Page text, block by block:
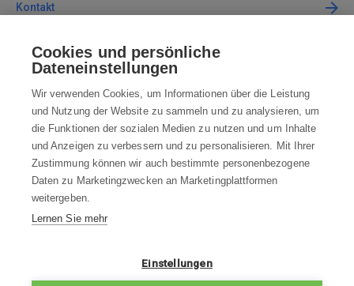
Kontakt
Kontaktieren Sie uns
info@robotworld.de
+49 25 197 159 962 Mo-Fr 8:00—16:00 Uhr
ALLE KONTAKTE
WIDERRUFSBELEHRUNG
DATENSCHUTZERKLÄRUNG
Cookies und persönliche
Dateneinstellungen
Wir verwenden Cookies, um Informationen über die Leistung
und Nutzung der Website zu sammeln und zu analysieren, um
die Funktionen der sozialen Medien zu nutzen und um Inhalte
und Anzeigen zu verbessern und zu personalisieren. Mit Ihrer
Zustimmung können wir auch bestimmte personenbezogene
Daten zu Marketingzwecken an Marketingplattformen
weitergeben.
Lernen Sie mehr
Einstellungen